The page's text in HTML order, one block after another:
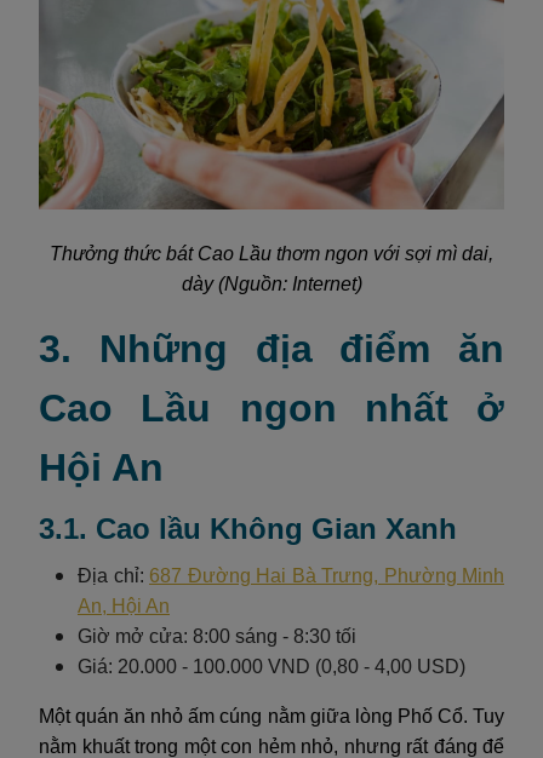
Thưởng thức bát Cao Lầu thơm ngon với sợi mì dai,
dày (Nguồn: Internet)
3. Những địa điểm ăn
Cao Lầu ngon nhất ở
Hội An
3.1. Cao lầu Không Gian Xanh
Địa chỉ: 687 Đường Hai Bà Trưng, Phường Minh
An, Hội An
Giờ mở cửa: 8:00 sáng - 8:30 tối
Giá: 20.000 - 100.000 VND (0,80 - 4,00 USD)
Một quán ăn nhỏ ấm cúng nằm giữa lòng Phố Cổ. Tuy
nằm khuất trong một con hẻm nhỏ, nhưng rất đáng để